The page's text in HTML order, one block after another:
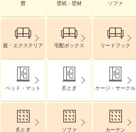
畳 壁紙・壁材 ソファ
庭・エクステリア 宅配ボックス リードフック
ベッド・マット 爪とぎ ケージ・サークル
爪とぎ ソファ カーテン